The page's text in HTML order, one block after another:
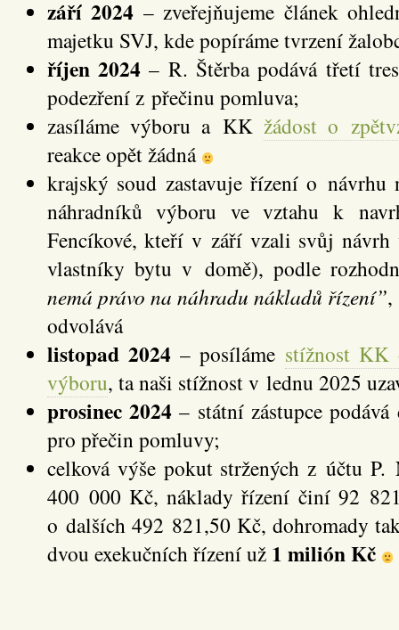
září 2024 – zveřejňujeme článek
majetku SVJ, kde popíráme tvrzení
říjen 2024 – R. Štěrba podává třetí
podezření z přečinu pomluva;
zasíláme výboru a KKžádost o
reakce opět žádná
krajský soud zastavuje řízení o návrhu
náhradníků výboru ve vztahu k
Fencíkové, kteří v září vzali svůj
vlastníky bytu v domě), podle
nemá právo na náhradu nákladů řízení”,
odvolává
listopad 2024 – posíláme stížnost KK
výboru, ta naši stížnost v lednu 2025
prosinec 2024 – státní zástupce
pro přečin pomluvy;
celková výše pokut stržených z účtu
400 000 Kč, náklady řízení činí 92
o dalších 492 821,50 Kč, dohromady
dvou exekučních řízení už 1 milión Kč